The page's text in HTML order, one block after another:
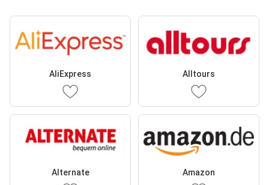
AliExpress Alltours
Alternate Amazon